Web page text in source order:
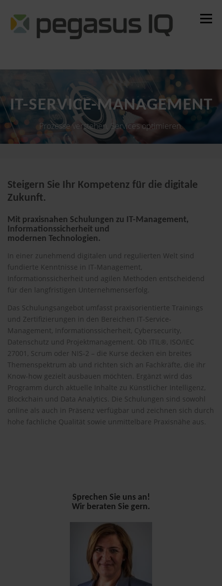
Inhalt
springen
Menü
IT-SERVICE-MANAGEMENT
Prozesse verstehen, Services optimieren.
Steigern Sie Ihr Kompetenz für die digitale
Zukunft.
Mit praxisnahen Schulungen zu IT-Management,
Informationssicherheit und
modernen Technologien.
In einer zunehmend digitalen und regulierten Welt sind
fundierte Kenntnisse in IT-Management,
Informationssicherheit und agilen Methoden entscheidend
für den langfristigen Unternehmenserfolg.
Das Schulungsangebot umfasst praxisorientierte Trainings
und Zertifizierungen in den Bereichen IT-Service-
Management, Informationssicherheit, Cybersecurity,
Datenschutz und Projektmanagement. Ob ITIL®, ISO/IEC
27001, Scrum oder NIS-2 – die Kurse decken ein breites
Themenspektrum ab und richten sich an Fachkräfte, die ihr
Know-how gezielt ausbauen möchten. Ergänzt wird das
Programm durch aktuelle Inhalte zu Künstlicher Intelligenz,
Blockchain und Data Analytics. Die Schulungen sind sowohl
online als auch in Präsenz verfügbar und zeichnen sich durch
hohe fachliche Qualität sowie unmittelbare Praxisnähe aus.
Sprechen Sie uns an!
Wir beraten Sie gern.